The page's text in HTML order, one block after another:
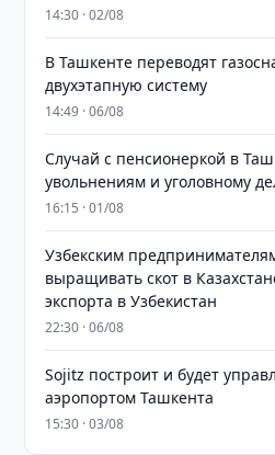
14:30 · 02/08
В Ташкенте переводят
двухэтапную систему
14:49 · 06/08
Случай с пенсионеркой в
увольнениям и уголовному
16:15 · 01/08
Узбекским
выращивать скот в
экспорта в Узбекистан
22:30 · 06/08
Sojitz построит и будет
аэропортом Ташкента
15:30 · 03/08